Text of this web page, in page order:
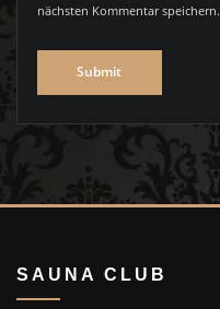
nächsten Kommentar speichern.
SAUNA CLUB